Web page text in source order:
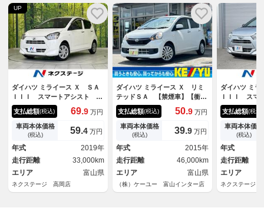
UP
ダイハツ ミライース Ｘ ＳＡ
ＩＩＩ スマートアシスト ナ
ビ 禁煙車 ドライブレコーダ
ー ＥＴＣ 電動格納ミラー
ＬＥＤヘッドライト アイドリ
ングストップ クリアランスソ
ナー リモコンキー ドアバイ
ザー プライバシーガラス エ
アコン
支払総額(税込) 69.9 万円
車両本体価格
(税込) 59.4 万円
年式
2019年
走行距離
33,000km
エリア
富山県
ネクステージ 高岡店
ダイハツ ミライース Ｘ リミ
テッドＳＡ 【禁煙車】【衝突
軽減ブレーキ】【ＣＤ再生／Ｕ
ＳＢ接続】【アイドリングスト
ップ／ヘッドライトレベライザ
ー／横滑り防止】【電動格納ミ
ラー】
支払総額(税込) 50.9 万円
車両本体価格
(税込) 39.9 万円
年式
2015年
走行距離
46,000km
エリア
富山県
（株）ケーユー 富山インター店
ダイハツ ミ
ＩＩＩ スマ
禁煙車 コー
正ＣＤデッキ
ム
支払総額(税込)
車両本体価格
(税込)
年式
走行距離
エリア
ネクステージ